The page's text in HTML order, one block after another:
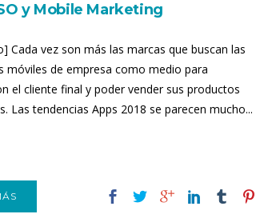
y Mobile Marketing
Cada vez son más las marcas que buscan las
móviles de empresa como medio para
el cliente final y poder vender sus productos
Las tendencias Apps 2018 se parecen mucho...